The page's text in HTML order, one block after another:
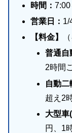
時間： 7:00
営業日： 1/
【料金】
普通自
2時間
自動二
超え2
大型車
円、1